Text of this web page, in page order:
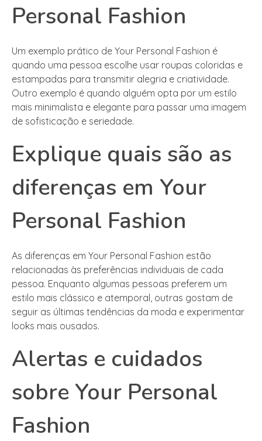
Personal Fashion
Um exemplo prático de Your Personal Fashion é
quando uma pessoa escolhe usar roupas coloridas e
estampadas para transmitir alegria e criatividade.
Outro exemplo é quando alguém opta por um estilo
mais minimalista e elegante para passar uma imagem
de sofisticação e seriedade.
Explique quais são as
diferenças em Your
Personal Fashion
As diferenças em Your Personal Fashion estão
relacionadas às preferências individuais de cada
pessoa. Enquanto algumas pessoas preferem um
estilo mais clássico e atemporal, outras gostam de
seguir as últimas tendências da moda e experimentar
looks mais ousados.
Alertas e cuidados
sobre Your Personal
Fashion